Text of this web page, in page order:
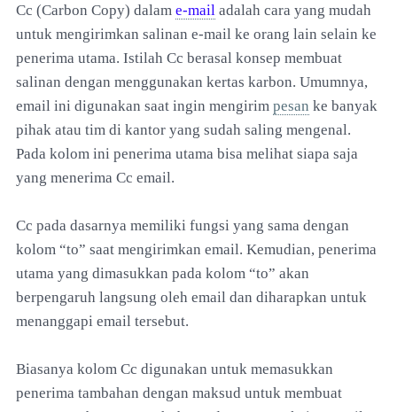
Cc (Carbon Copy) dalam e-mail adalah cara yang mudah
untuk mengirimkan salinan e-mail ke orang lain selain ke
penerima utama. Istilah Cc berasal konsep membuat
salinan dengan menggunakan kertas karbon. Umumnya,
email ini digunakan saat ingin mengirim pesan ke banyak
pihak atau tim di kantor yang sudah saling mengenal.
Pada kolom ini penerima utama bisa melihat siapa saja
yang menerima Cc email.
Cc pada dasarnya memiliki fungsi yang sama dengan
kolom “to” saat mengirimkan email. Kemudian, penerima
utama yang dimasukkan pada kolom “to” akan
berpengaruh langsung oleh email dan diharapkan untuk
menanggapi email tersebut.
Biasanya kolom Cc digunakan untuk memasukkan
penerima tambahan dengan maksud untuk membuat